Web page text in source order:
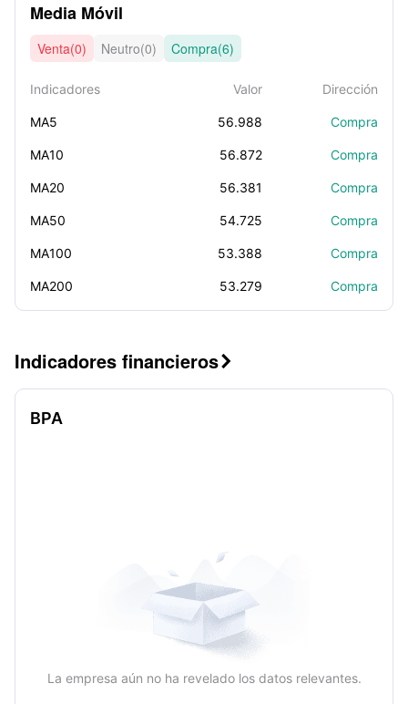
Media Móvil
Venta(0) Neutro(0) Compra(6)
Indicadores Valor Dirección
MA5 56.988 Compra
MA10 56.872 Compra
MA20 56.381 Compra
MA50 54.725 Compra
MA100 53.388 Compra
MA200 53.279 Compra
Indicadores financieros
BPA
La empresa aún no ha revelado los datos relevantes.